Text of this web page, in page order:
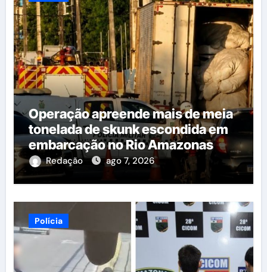
Operação apreende mais de meia
tonelada de skunk escondida em
embarcação no Rio Amazonas
Redação ago 7, 2026
Polícia